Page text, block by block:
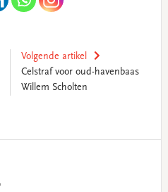
Volgende artikel
Celstraf voor oud-havenbaas
Willem Scholten